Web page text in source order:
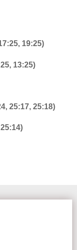
19:25)
13:25)
25:17, 25:18)